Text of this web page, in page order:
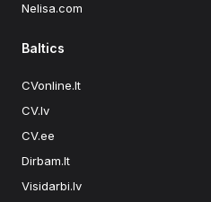
Nelisa.com
Baltics
CVonline.lt
CV.lv
CV.ee
Dirbam.lt
Visidarbi.lv